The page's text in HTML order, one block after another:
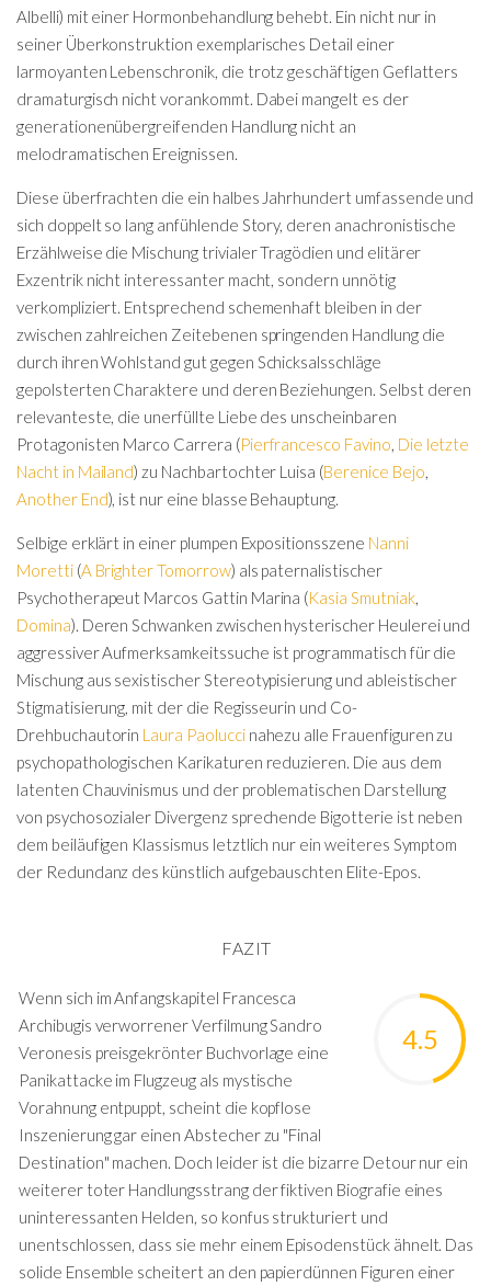
Albelli) mit einer Hormonbehandlung behebt. Ein nicht nur in
seiner Überkonstruktion exemplarisches Detail einer
larmoyanten Lebenschronik, die trotz geschäftigen Geflatters
dramaturgisch nicht vorankommt. Dabei mangelt es der
generationenübergreifenden Handlung nicht an
melodramatischen Ereignissen.
Diese überfrachten die ein halbes Jahrhundert umfassende und
sich doppelt so lang anfühlende Story, deren anachronistische
Erzählweise die Mischung trivialer Tragödien und elitärer
Exzentrik nicht interessanter macht, sondern unnötig
verkompliziert. Entsprechend schemenhaft bleiben in der
zwischen zahlreichen Zeitebenen springenden Handlung die
durch ihren Wohlstand gut gegen Schicksalsschläge
gepolsterten Charaktere und deren Beziehungen. Selbst deren
relevanteste, die unerfüllte Liebe des unscheinbaren
Protagonisten Marco Carrera (Pierfrancesco Favino Die letzte
Nacht in Mailand) zu Nachbartochter Luisa (Berenice Bejo
Another End), ist nur eine blasse Behauptung.
Selbige erklärt in einer plumpen Expositionsszene Nanni
Moretti(A Brighter Tomorrow) als paternalistischer
Psychotherapeut Marcos Gattin Marina (Kasia Smutniak,
Domina). Deren Schwanken zwischen hysterischer Heulerei und
aggressiver Aufmerksamkeitssuche ist programmatisch für die
Mischung aus sexistischer Stereotypisierung und ableistischer
Stigmatisierung, mit der die Regisseurin und Co-
Drehbuchautorin Laura Paoluccinahezu alle Frauenfiguren zu
psychopathologischen Karikaturen reduzieren. Die aus dem
latenten Chauvinismus und der problematischen Darstellung
von psychosozialer Divergenz sprechende Bigotterie ist neben
dem beiläufigen Klassismus letztlich nur ein weiteres Symptom
der Redundanz des künstlich aufgebauschten Elite-Epos.
FAZIT
4.5
Wenn sich im Anfangskapitel Francesca
Archibugis verworrener Verfilmung Sandro
Veronesis preisgekrönter Buchvorlage eine
Panikattacke im Flugzeug als mystische
Vorahnung entpuppt, scheint die kopflose
Inszenierung gar einen Abstecher zu "Final
Destination" machen. Doch leider ist die bizarre Detour nur ein
weiterer toter Handlungsstrang der fiktiven Biografie eines
uninteressanten Helden, so konfus strukturiert und
unentschlossen, dass sie mehr einem Episodenstück ähnelt. Das
solide Ensemble scheitert an den papierdünnen Figuren einer